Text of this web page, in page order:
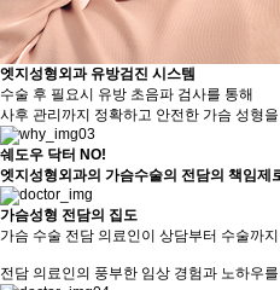
엣지성형외과 유방검진 시스템
수술 후 필요시 유방 초음파 검사를 통해
사후 관리까지 정확하고 안전한 가슴 성형
쉐도우 닥터 NO!
엣지성형외과의 가슴수술의 전담의 책임제
가슴성형 전담의 집도
가슴 수술 전담 의료인이 상담부터 수술까
전담 의료인의 풍부한 임상 경험과 노하우